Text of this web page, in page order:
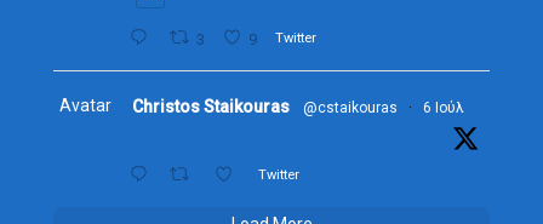
3 9 Twitter
Avatar Christos Staikouras @cstaikouras · 6 Ιούλ
Twitter